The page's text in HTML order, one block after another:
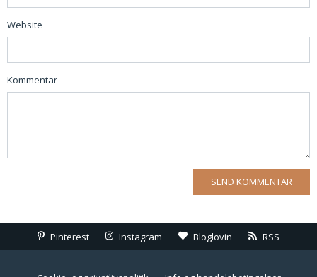
Website
Kommentar
Pinterest Instagram Bloglovin RSS